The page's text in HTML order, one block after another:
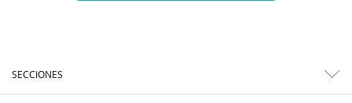
SECCIONES